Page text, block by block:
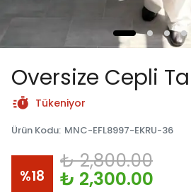
Oversize Cepli
Tükeniyor
Ürün Kodu: MNC-EFL8997-EKRU-36
%18
₺ 2,800.00
₺ 2,300.00